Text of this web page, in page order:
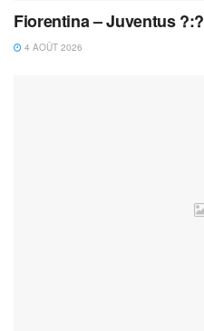
Fiorentina – Juventus ?:?
4 AOÛT 2026